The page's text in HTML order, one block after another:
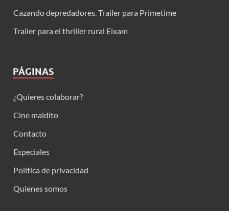
Cazando depredadores. Trailer para Primetime
Trailer para el thriller rural Eixam
PÁGINAS
¿Quieres colaborar?
Cine maldito
Contacto
Especiales
Política de privacidad
Quienes somos